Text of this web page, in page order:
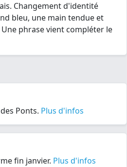
Changement d'identité
bleu, une main tendue et
phrase vient compléter le
Ponts. Plus d'infos
fin janvier. Plus d'infos